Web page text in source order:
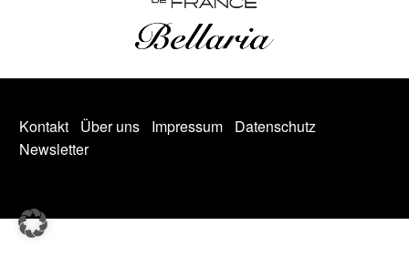
Kontakt Über uns Impressum
Datenschutz
Newsletter